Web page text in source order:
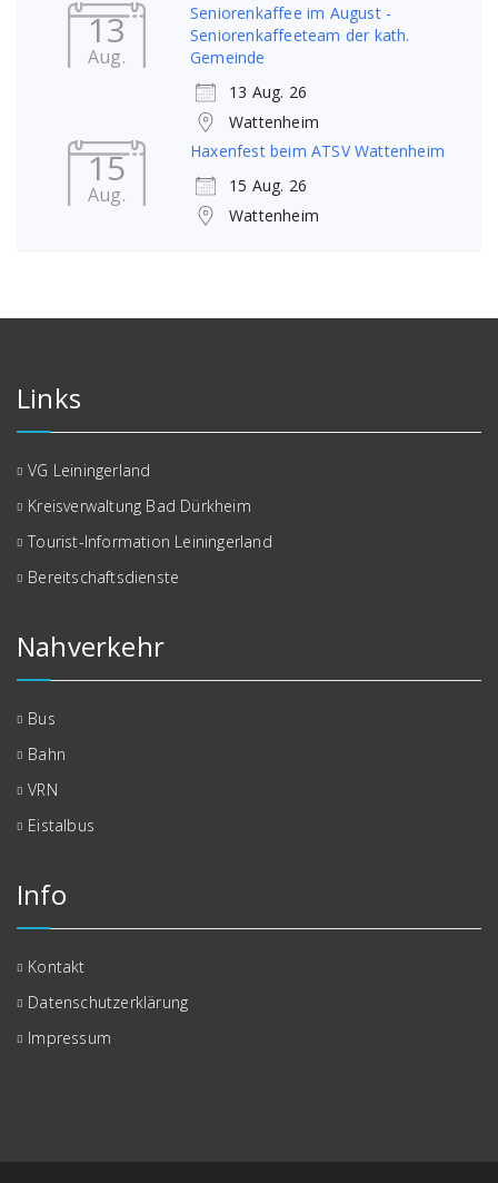
13
Aug.
Seniorenkaffee im August -
Seniorenkaffeeteam der kath.
Gemeinde
13 Aug. 26
Wattenheim
15
Aug.
Haxenfest beim ATSV Wattenheim
15 Aug. 26
Wattenheim
Links
VG Leiningerland
Kreisverwaltung Bad Dürkheim
Tourist-Information Leiningerland
Bereitschaftsdienste
Nahverkehr
Bus
Bahn
VRN
Eistalbus
Info
Kontakt
Datenschutzerklärung
Impressum